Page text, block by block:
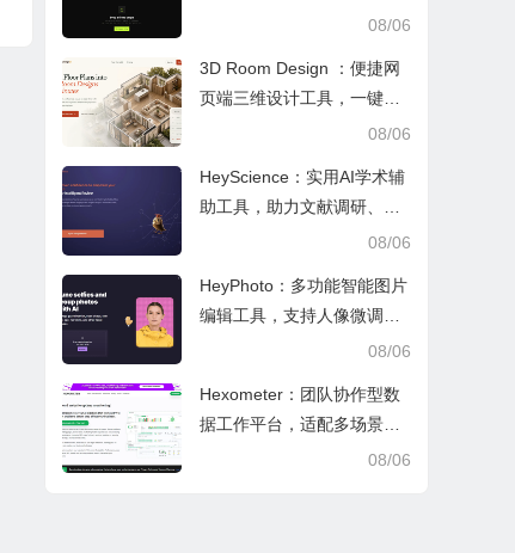
具，多模式裁切高清视频且
08/06
3D Room Design ：便捷网
页端三维设计工具，一键户
型建模、实时改色布景助力
08/06
HeyScience：实用AI学术辅
助工具，助力文献调研、论
文审阅与日常学业研究工作
08/06
HeyPhoto：多功能智能图片
编辑工具，支持人像微调、
艺术创作与日常隐私防护08/06
Hexometer：团队协作型数
据工作平台，适配多场景数
据分析、高效办公与企业安
08/06